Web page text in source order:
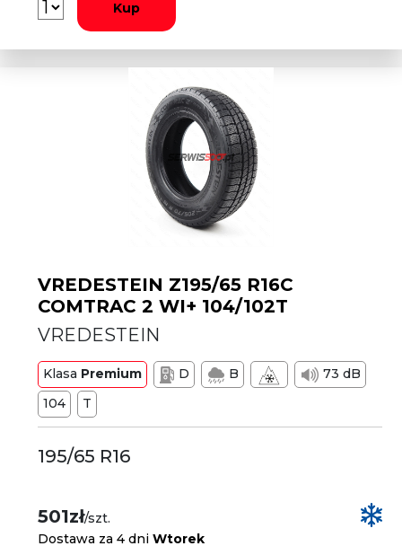
Kup
VREDESTEIN Z195/65 R16C
COMTRAC 2 WI+ 104/102T
VREDESTEIN
Klasa Premium D B
73 dB
104
T
195/65 R16
501zł/szt.
Dostawa za 4 dniWtorek